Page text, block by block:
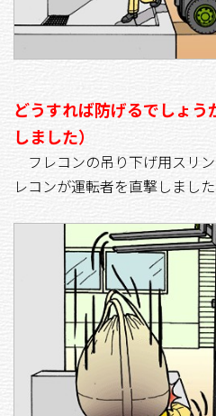
どうすれば防げるでしょ
しました）
フレコンの吊り下げ用スリ
レコンが運転者を直撃しました